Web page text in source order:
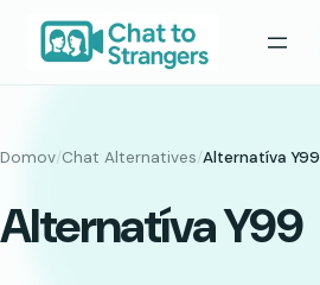
Prejsť
Domov/Chat Alternatives/Alternatíva Y99
Alternatíva Y99